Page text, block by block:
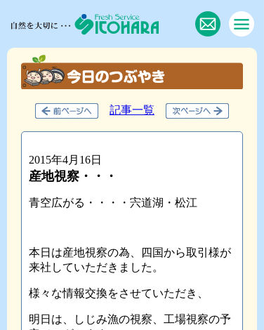
記事一覧
2015年4月16日
産地視察・・・
青空広がる・・・・宍道湖・松江
本日は産地視察の為、四国から取引様が
来社していただきました。
様々な情報交換をさせていただき、
明日は、しじみ漁の視察、工場視察の予